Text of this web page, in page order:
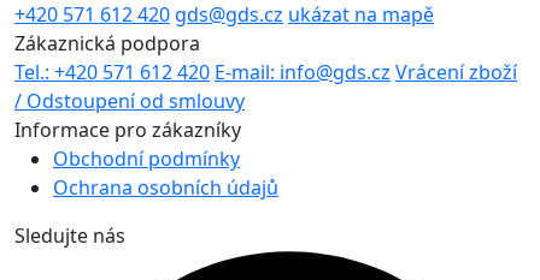
+420 571 612 420 gds@gds.cz ukázat na mapě
Zákaznická podpora
Tel.: +420 571 612 420 E-mail: info@gds.cz Vrácení zboží
/ Odstoupení od smlouvy
Informace pro zákazníky
Obchodní podmínky
Ochrana osobních údajů
Sledujte nás